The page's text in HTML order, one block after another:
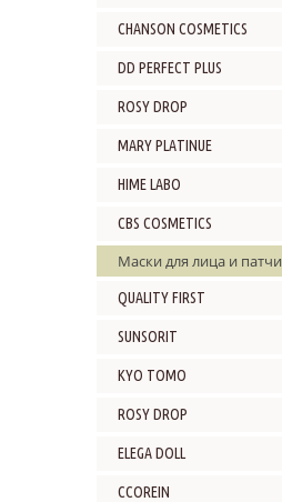
CHANSON COSMETICS
DD PERFECT PLUS
ROSY DROP
MARY PLATINUE
HIME LABO
CBS COSMETICS
Маски для лица и патчи
QUALITY FIRST
SUNSORIT
KYO TOMO
ROSY DROP
ELEGA DOLL
CCOREIN